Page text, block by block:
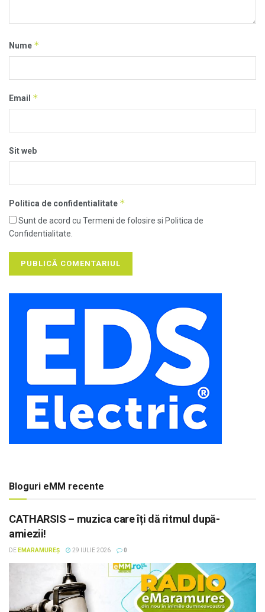
Nume *
Email *
Sit web
Politica de confidentialitate *
Sunt de acord cu Termeni de folosire si Politica de
Confidentialitate.
Bloguri eMM recente
CATHARSIS – muzica care îți dă ritmul după-
amiezii!
DE EMARAMUREȘ 29 IULIE 2026 0